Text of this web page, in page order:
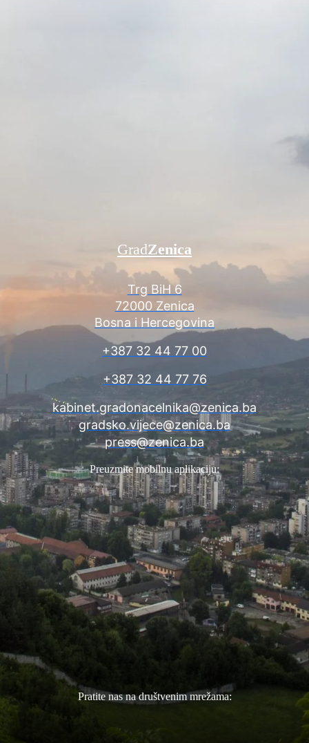
Trg BiH 6
72000 Zenica
Bosna i Hercegovina
+387 32 44 77 00
+387 32 44 77 76
kabinet.gradonacelnika@zenica.ba
gradsko.vijece@zenica.ba
press@zenica.ba
GradZenica
Preuzmite mobilnu aplikaciju:
Pratite nas na društvenim mrežama: